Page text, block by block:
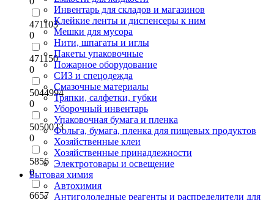
471103
0
471150
0
5044994
0
5050023
0
5856
0
6657
Инвентарь для складов и магазинов
Клейкие ленты и диспенсеры к ним
Мешки для мусора
Нити, шпагаты и иглы
Пакеты упаковочные
Пожарное оборудование
СИЗ и спецодежда
Смазочные материалы
Тряпки, салфетки, губки
Уборочный инвентарь
Упаковочная бумага и пленка
Фольга, бумага, пленка для пищевых продуктов
Хозяйственные клеи
Хозяйственные принадлежности
Электротовары и освещение
Бытовая химия
Автохимия
Антигололедные реагенты и распределители для